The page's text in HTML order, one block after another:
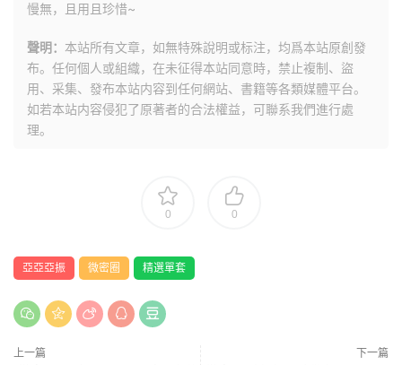
慢無，且用且珍惜~
聲明： 本站所有文章，如無特殊說明或标注，均爲本站原創發
布。任何個人或組織，在未征得本站同意時，禁止複制、盜
用、采集、發布本站内容到任何網站、書籍等各類媒體平台。
如若本站内容侵犯了原著者的合法權益，可聯系我們進行處
理。
0 0
亞亞亞振 微密圈 精選單套
上一篇 下一篇